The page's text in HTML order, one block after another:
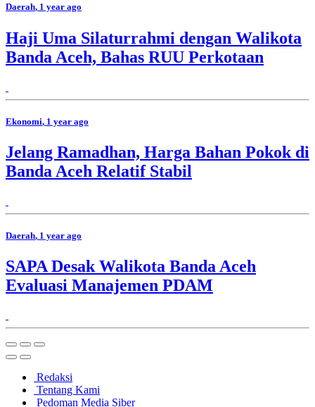
Daerah, 1 year ago
Haji Uma Silaturrahmi dengan Walikota
Banda Aceh, Bahas RUU Perkotaan
Ekonomi, 1 year ago
Jelang Ramadhan, Harga Bahan Pokok di
Banda Aceh Relatif Stabil
Daerah, 1 year ago
SAPA Desak Walikota Banda Aceh
Evaluasi Manajemen PDAM
Redaksi
Tentang Kami
Pedoman Media Siber